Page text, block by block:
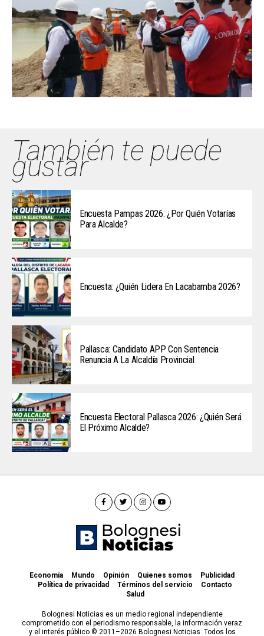
También te puede
gustar
Encuesta Pampas 2026: ¿Por Quién Votarías
Para Alcalde?
Encuesta: ¿Quién Lidera En Lacabamba 2026?
Pallasca: Candidato APP Con Sentencia
Renuncia A La Alcaldía Provincial
Encuesta Electoral Pallasca 2026: ¿Quién Será
El Próximo Alcalde?
Economía Mundo Opinión Quienes somos
Publicidad
Política de privacidad
Términos del servicio
Contacto
Salud
Bolognesi Noticias es un medio regional independiente
comprometido con el periodismo responsable, la información veraz
y el interés público © 2011–2026 Bolognesi Noticias. Todos los